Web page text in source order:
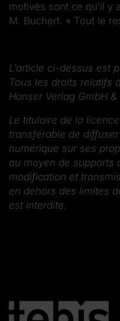
motivés sont ce qu’il y
M. Buchert. « Tout le
L’article ci-dessus est
Tous les droits relatifs
Hanser Verlag GmbH &
Le titulaire de la
transférable de
numérique sur ses
au moyen de supports
modification et
en dehors des limites
est interdite.